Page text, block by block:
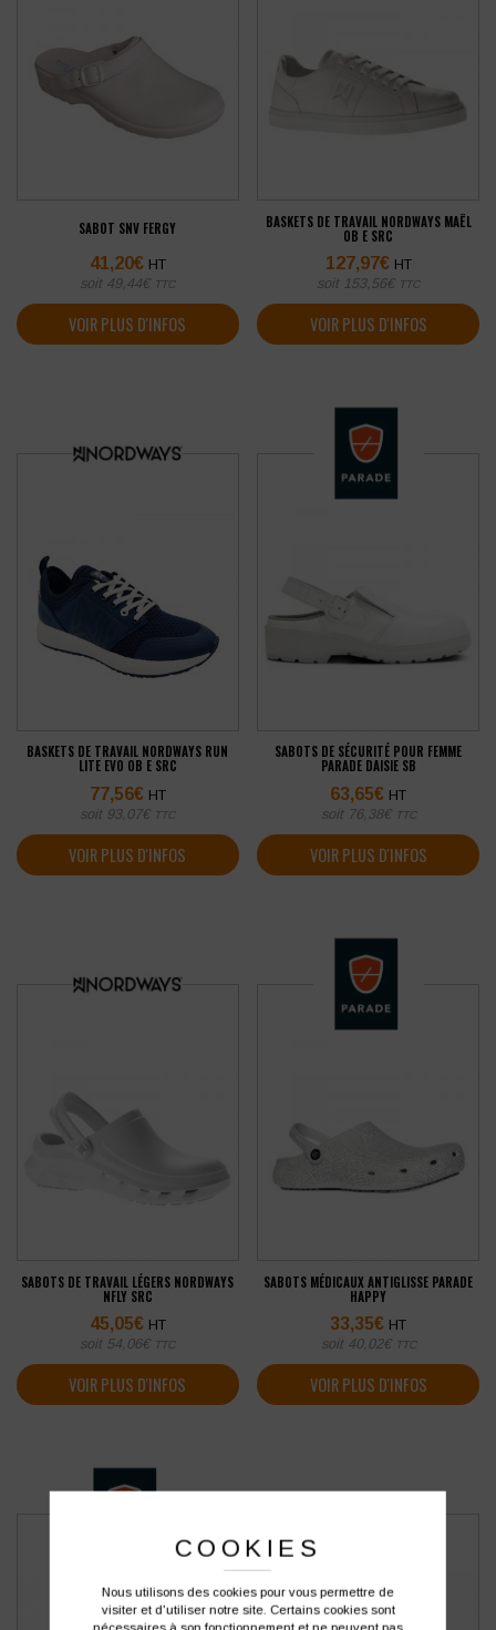
SABOT SNV FERGY
41,20€ HT
soit 49,44€ TTC
VOIR PLUS D'INFOS
BASKETS DE TRAVAIL NORDWAYS MAËL
OB E SRC
127,97€ HT
soit 153,56€ TTC
VOIR PLUS D'INFOS
BASKETS DE TRAVAIL NORDWAYS RUN
LITE EVO OB E SRC
77,56€ HT
soit 93,07€ TTC
VOIR PLUS D'INFOS
SABOTS DE SÉCURITÉ POUR FEMME
PARADE DAISIE SB
63,65€ HT
soit 76,38€ TTC
VOIR PLUS D'INFOS
SABOTS DE TRAVAIL LÉGERS NORDWAYS
NFLY SRC
45,05€ HT
soit 54,06€ TTC
VOIR PLUS D'INFOS
SABOTS MÉDICAUX ANTIGLISSE PARADE
HAPPY
33,35€ HT
soit 40,02€ TTC
VOIR PLUS D'INFOS
COOKIES
Nous utilisons des cookies pour vous permettre de
visiter et d'utiliser notre site. Certains cookies sont